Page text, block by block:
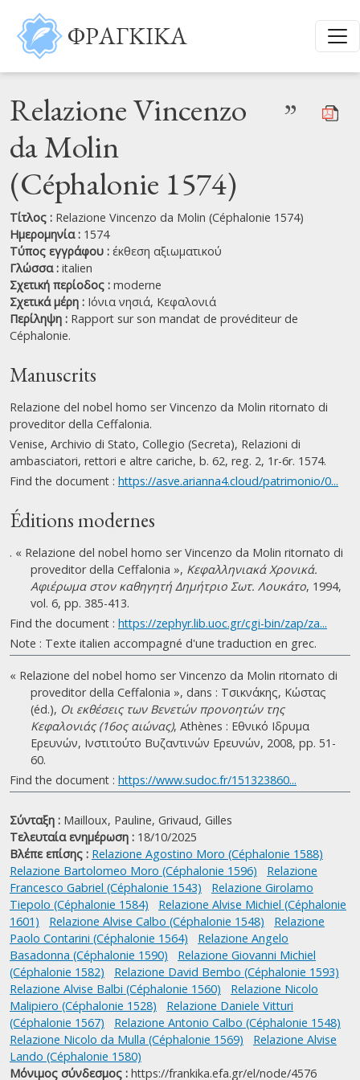
Παράκαμψη προς το κυρίως περιεχόμενο
ΦΡΑΓΚΙΚΑ
Relazione Vincenzo
da Molin
(Céphalonie 1574)
”
Τίτλος : Relazione Vincenzo da Molin (Céphalonie 1574)
Ημερομηνία : 1574
Τύπος εγγράφου : έκθεση αξιωματικού
Γλώσσα : italien
Σχετική περίοδος : moderne
Σχετικά μέρη : Ιόνια νησιά, Κεφαλονιά
Περίληψη : Rapport sur son mandat de provéditeur de
Céphalonie.
Manuscrits
Relazione del nobel homo ser Vincenzo da Molin ritornato di
proveditor della Ceffalonia.
Venise, Archivio di Stato, Collegio (Secreta), Relazioni di
ambasciatori, rettori e altre cariche, b. 62, reg. 2, 1r-6r. 1574.
Find the document : https://asve.arianna4.cloud/patrimonio/0...
Éditions modernes
. « Relazione del nobel homo ser Vincenzo da Molin ritornato di
proveditor della Ceffalonia », Κεφαλληνιακά Χρονικά.
Αφιέρωμα στον καθηγητή Δημήτριο Σωτ. Λουκάτο, 1994,
vol. 6, pp. 385-413.
Find the document : https://zephyr.lib.uoc.gr/cgi-bin/zap/za...
Note : Texte italien accompagné d'une traduction en grec.
« Relazione del nobel homo ser Vincenzo da Molin ritornato di
proveditor della Ceffalonia », dans : Τσικνάκης, Κώστας
(éd.), Οι εκθέσεις των Βενετών προνοητών της
Κεφαλονιάς (16ος αιώνας), Athènes : Εθνικό Ιδρυμα
Ερευνών, Ινστιτούτο Βυζαντινών Ερευνών, 2008, pp. 51-
60.
Find the document : https://www.sudoc.fr/151323860...
Σύνταξη : Mailloux, Pauline, Grivaud, Gilles
Τελευταία ενημέρωση : 18/10/2025
Βλέπε επίσης : Relazione Agostino Moro (Céphalonie 1588)
Relazione Bartolomeo Moro (Céphalonie 1596)
Relazione
Francesco Gabriel (Céphalonie 1543)
Relazione Girolamo
Tiepolo (Céphalonie 1584)
Relazione Alvise Michiel (Céphalonie
1601)
Relazione Alvise Calbo (Céphalonie 1548)
Relazione
Paolo Contarini (Céphalonie 1564)
Relazione Angelo
Basadonna (Céphalonie 1590)
Relazione Giovanni Michiel
(Céphalonie 1582)
Relazione David Bembo (Céphalonie 1593)
Relazione Alvise Balbi (Céphalonie 1560)
Relazione Nicolo
Malipiero (Céphalonie 1528)
Relazione Daniele Vitturi
(Céphalonie 1567)
Relazione Antonio Calbo (Céphalonie 1548)
Relazione Nicolo da Mulla (Céphalonie 1569)
Relazione Alvise
Lando (Céphalonie 1580)
Μόνιμος σύνδεσμος : https://frankika.efa.gr/el/node/4576